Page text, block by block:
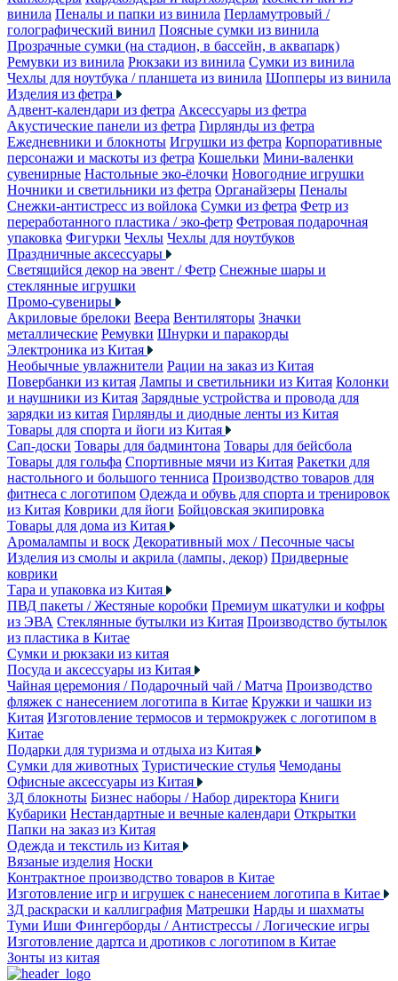
винила Пеналы и папки из винила Перламутровый /
голографический винил Поясные сумки из винила
Прозрачные сумки (на стадион, в бассейн, в аквапарк)
Ремувки из винила Рюкзаки из винила Сумки из винила
Чехлы для ноутбука / планшета из винила Шопперы из винила
Изделия из фетра
Адвент-календари из фетра Аксессуары из фетра
Акустические панели из фетра Гирлянды из фетра
Ежедневники и блокноты Игрушки из фетра Корпоративные
персонажи и маскоты из фетра Кошельки Мини-валенки
сувенирные Настольные эко-ёлочки Новогодние игрушки
Ночники и светильники из фетра Органайзеры Пеналы
Снежки-антистресс из войлока Сумки из фетра Фетр из
переработанного пластика / эко-фетр Фетровая подарочная
упаковка Фигурки Чехлы Чехлы для ноутбуков
Праздничные аксессуары
Светящийся декор на эвент / Фетр Снежные шары и
стеклянные игрушки
Промо-сувениры
Акриловые брелоки Веера Вентиляторы Значки
металлические Ремувки Шнурки и паракорды
Электроника из Китая
Необычные увлажнители Рации на заказ из Китая
Повербанки из китая Лампы и светильники из Китая Колонки
и наушники из Китая Зарядные устройства и провода для
зарядки из китая Гирлянды и диодные ленты из Китая
Товары для спорта и йоги из Китая
Сап-доски Товары для бадминтона Товары для бейсбола
Товары для гольфа Спортивные мячи из Китая Ракетки для
настольного и большого тенниса Производство товаров для
фитнеса с логотипом Одежда и обувь для спорта и тренировок
из Китая Коврики для йоги Бойцовская экипировка
Товары для дома из Китая
Аромалампы и воск Декоративный мох / Песочные часы
Изделия из смолы и акрила (лампы, декор) Придверные
коврики
Тара и упаковка из Китая
ПВД пакеты / Жестяные коробки Премиум шкатулки и кофры
из ЭВА Стеклянные бутылки из Китая Производство бутылок
из пластика в Китае
Сумки и рюкзаки из китая
Посуда и аксессуары из Китая
Чайная церемония / Подарочный чай / Матча Производство
фляжек с нанесением логотипа в Китае Кружки и чашки из
Китая Изготовление термосов и термокружек с логотипом в
Китае
Подарки для туризма и отдыха из Китая
Сумки для животных Туристические стулья Чемоданы
Офисные аксессуары из Китая
3Д блокноты Бизнес наборы / Набор директора Книги
Кубарики Нестандартные и вечные календари Открытки
Папки на заказ из Китая
Одежда и текстиль из Китая
Вязаные изделия Носки
Контрактное производство товаров в Китае
Изготовление игр и игрушек с нанесением логотипа в Китае
3Д раскраски и каллиграфия Матрешки Нарды и шахматы
Туми Иши Фингерборды / Антистрессы / Логические игры
Изготовление дартса и дротиков с логотипом в Китае
Зонты из китая